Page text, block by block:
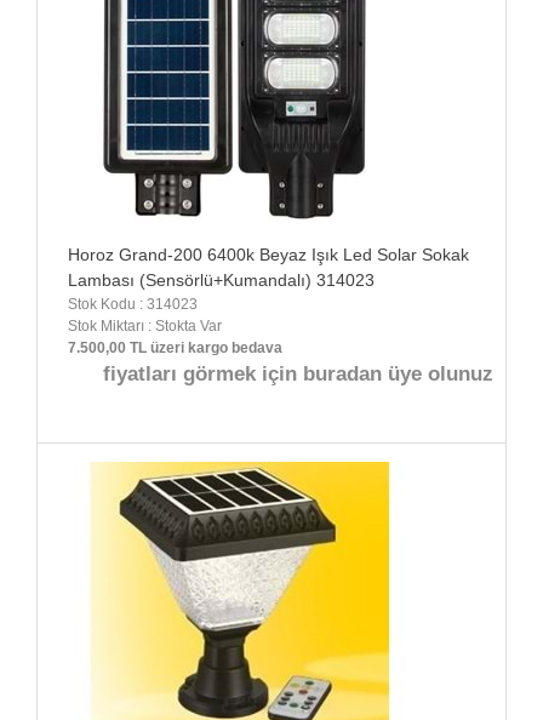
Horoz Grand-200 6400k Beyaz Işık Led Solar Sokak
Lambası (Sensörlü+Kumandalı) 314023
Stok Kodu : 314023
Stok Miktarı : Stokta Var
7.500,00 TL üzeri kargo bedava
fiyatları görmek için buradan üye olunuz